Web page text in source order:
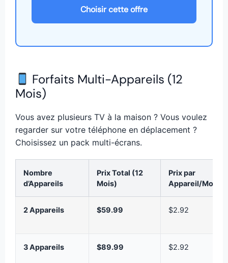
Choisir cette offre
Forfaits Multi-Appareils (12
Mois)
Vous avez plusieurs TV à la maison ? Vous voulez
regarder sur votre téléphone en déplacement ?
Choisissez un pack multi-écrans.
Nombre
d’Appareils
Prix Total (12
Mois)
Prix par
Appareil/Mois
2 Appareils $59.99 $2.92
3 Appareils $89.99 $2.92